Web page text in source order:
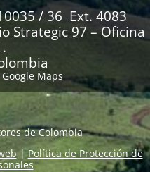
/ 36 Ext. 4083
Strategic 97 – Oficina
Maps
de Colombia
|Política de Protección de